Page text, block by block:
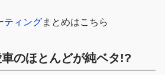
ティングまとめはこちら
のほとんどが純ベタ!?